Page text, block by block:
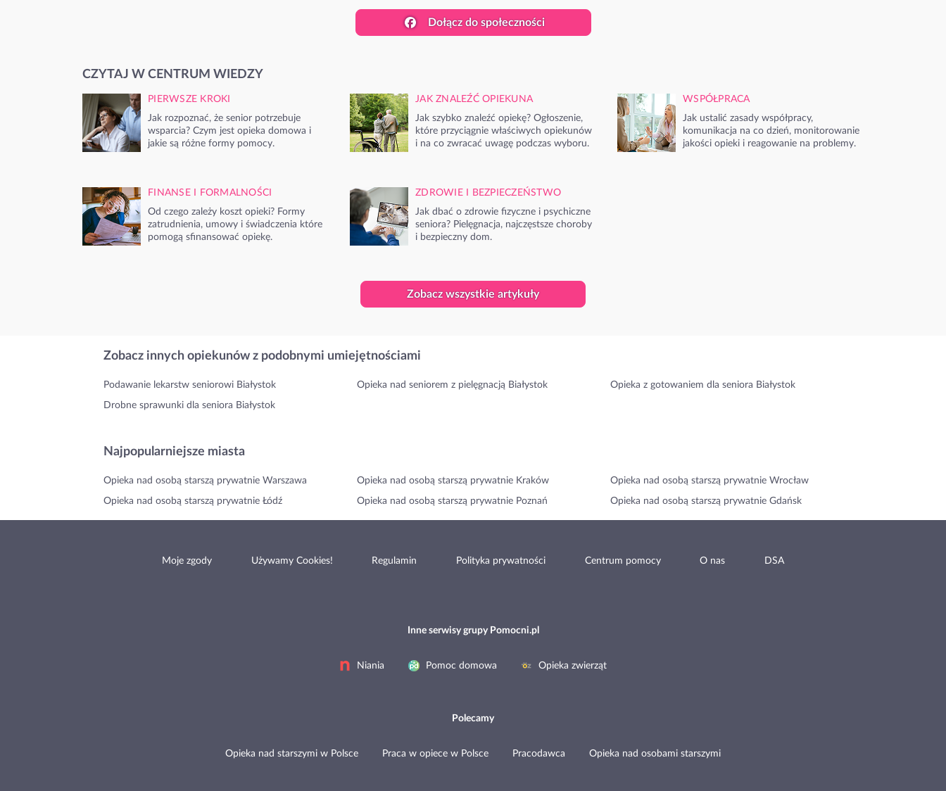
Dołącz do społeczności
CZYTAJ W CENTRUM WIEDZY
PIERWSZE KROKI
Jak rozpoznać, że senior potrzebuje
wsparcia? Czym jest opieka domowa i
jakie są różne formy pomocy.
JAK ZNALEŹĆ OPIEKUNA
Jak szybko znaleźć opiekę? Ogłoszenie,
które przyciągnie właściwych opiekunów
i na co zwracać uwagę podczas wyboru.
WSPÓŁPRACA
Jak ustalić zasady współpracy,
komunikacja na co dzień, monitorowanie
jakości opieki i reagowanie na problemy.
FINANSE I FORMALNOŚCI
Od czego zależy koszt opieki? Formy
zatrudnienia, umowy i świadczenia które
pomogą sfinansować opiekę.
ZDROWIE I BEZPIECZEŃSTWO
Jak dbać o zdrowie fizyczne i psychiczne
seniora? Pielęgnacja, najczęstsze choroby
i bezpieczny dom.
Zobacz wszystkie artykuły
Zobacz innych opiekunów z podobnymi umiejętnościami
Podawanie lekarstw seniorowi Białystok Opieka nad seniorem z pielęgnacją Białystok Opieka z gotowaniem dla seniora Białystok
Drobne sprawunki dla seniora Białystok
Najpopularniejsze miasta
Opieka nad osobą starszą prywatnie Warszawa Opieka nad osobą starszą prywatnie Kraków Opieka nad osobą starszą prywatnie Wrocław
Opieka nad osobą starszą prywatnie Łódź Opieka nad osobą starszą prywatnie Poznań Opieka nad osobą starszą prywatnie Gdańsk
Moje zgody Używamy Cookies! Regulamin Polityka prywatności Centrum pomocy O nas DSA
Inne serwisy grupy Pomocni.pl
Niania Pomoc domowa Opieka zwierząt
Polecamy
Opieka nad starszymi w Polsce Praca w opiece w Polsce Pracodawca Opieka nad osobami starszymi